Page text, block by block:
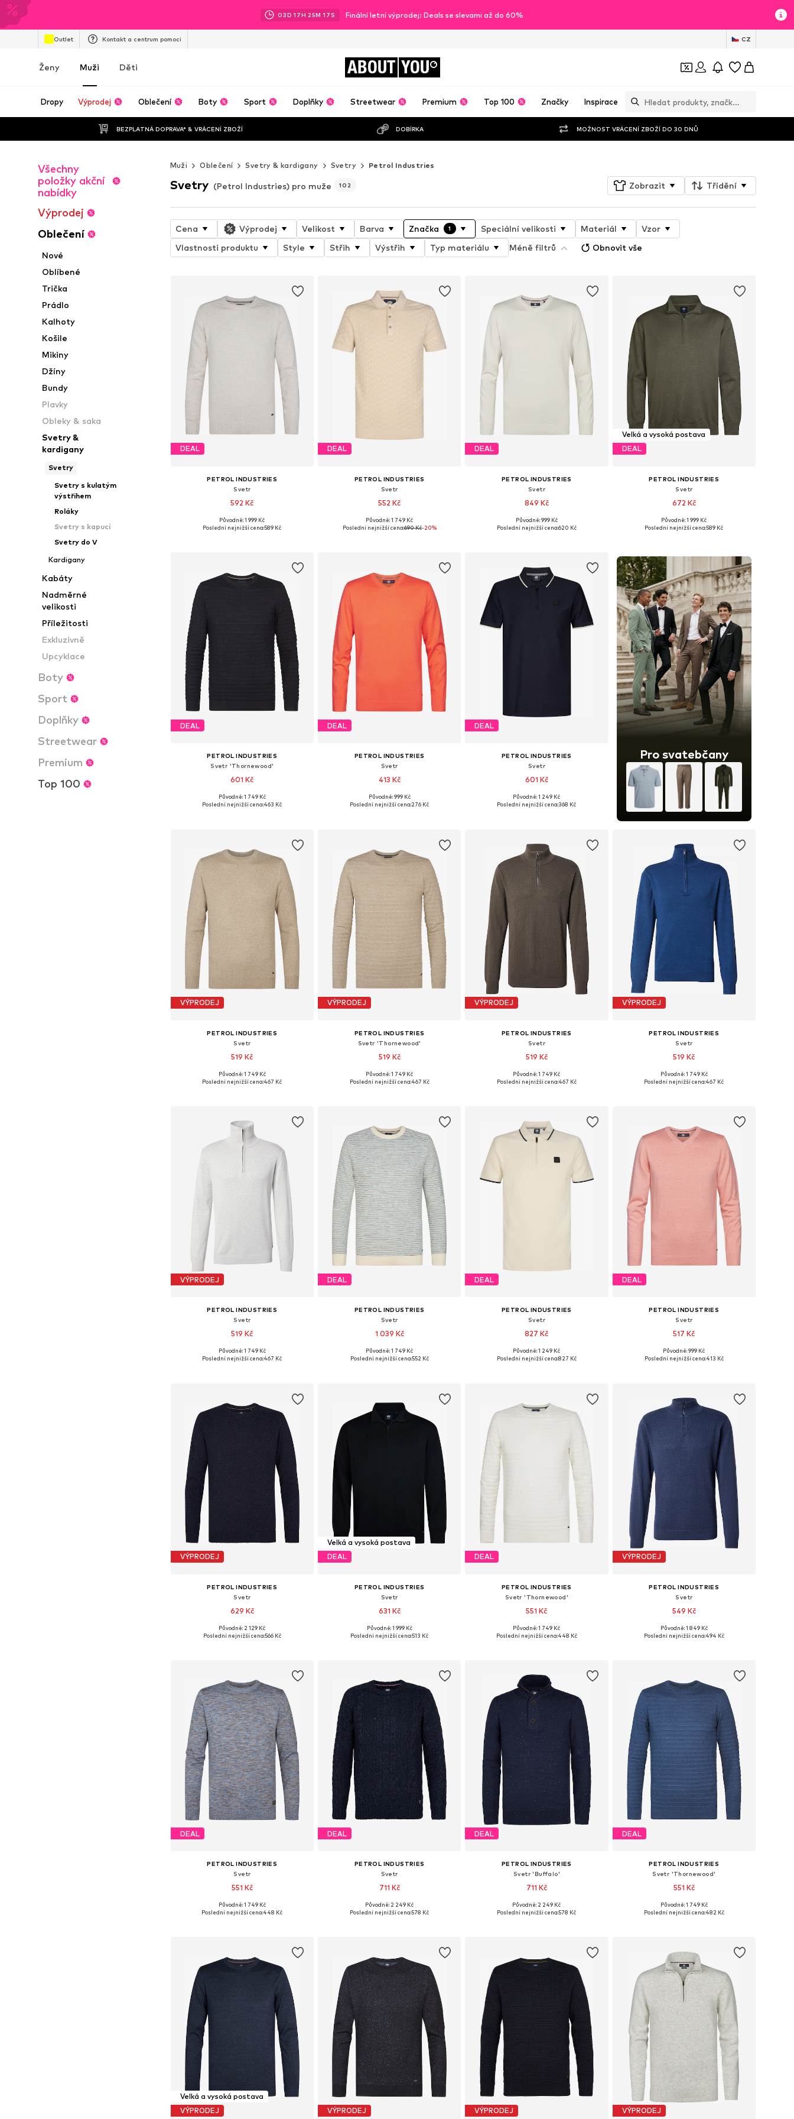
03D 17H 25M 14 S Finální letní výprodej: Deals se slevami až do 60%
Outlet Kontakt a centrum pomoci CZ
Ženy Muži Děti ABOUT YOU
Dropy Výprodej Oblečení Boty Sport Doplňky Streetwear Premium Top 100 Značky Inspirace
BEZPLATNÁ DOPRAVA* & VRÁCENÍ ZBOŽÍ DOBÍRKA MOŽNOST VRÁCENÍ ZBOŽÍ DO 30 DNŮ
Všechny
položky akční
nabídky
Výprodej
Oblečení
Nové
Oblíbené
Trička
Prádlo
Kalhoty
Košile
Mikiny
Džíny
Bundy
Plavky
Obleky & saka
Svetry &
kardigany
Svetry
Svetry s kulatým
výstřihem
Roláky
Svetry s kapucí
Svetry do V
Kardigany
Kabáty
Nadměrné
velikosti
Příležitosti
Exkluzivně
Upcyklace
Boty
Sport
Doplňky
Streetwear
Premium
Top 100
Muži Oblečení Svetry & kardigany Svetry Petrol Industries
Svetry (Petrol Industries) pro muže 102 Zobrazit Třídění
Cena Výprodej Velikost Barva Značka 1 Speciální velikosti Materiál
Vzor
Vlastnosti produktu
Style Střih Výstřih Typ materiálu Méně filtrů Obnovit vše
DEAL
PETROL INDUSTRIES
Svetr
592 Kč
Dostupné velikosti: M, L, XL, XXL, XXXL
Původně: 1 999 Kč
Poslední nejnižší cena:589 Kč
DEAL
PETROL INDUSTRIES
Svetr
552 Kč
Dostupné velikosti: M, L, XL, XXL
Původně: 1 749 Kč
Poslední nejnižší cena:690 Kč-20%
DEAL
PETROL INDUSTRIES
Svetr
849 Kč
+ 12
Dostupné velikosti: S, M, L, XL, XXL, XXXL
Původně: 999 Kč
Poslední nejnižší cena:620 Kč
Velká a vysoká postava
DEAL
PETROL INDUSTRIES
Svetr
672 Kč
Dostupné velikosti: XXXL, 5XL
Původně: 1 999 Kč
Poslední nejnižší cena:589 Kč
DEAL
PETROL INDUSTRIES
Svetr 'Thornewood'
601 Kč
Dostupné velikosti: S, M, L, XL, XXL, XXXL
Původně: 1 749 Kč
Poslední nejnižší cena:463 Kč
DEAL
PETROL INDUSTRIES
Svetr
413 Kč
+ 12
Dostupné velikosti: L, XL, XXXL
Původně: 999 Kč
Poslední nejnižší cena:276 Kč
DEAL
PETROL INDUSTRIES
Svetr
601 Kč
Dostupné velikosti: M, L, XL, XXL
Původně: 1 249 Kč
Poslední nejnižší cena:368 Kč
Pro svatebčany
VÝPRODEJ
PETROL INDUSTRIES
Svetr
519 Kč
Dostupné velikosti: M, L, XL
Původně: 1 749 Kč
Poslední nejnižší cena:467 Kč
VÝPRODEJ
PETROL INDUSTRIES
Svetr 'Thornewood'
519 Kč
Dostupné velikosti: S, M, L, XXL
Původně: 1 749 Kč
Poslední nejnižší cena:467 Kč
VÝPRODEJ
PETROL INDUSTRIES
Svetr
519 Kč
Dostupné velikosti: M, L, XL, XXL
Původně: 1 749 Kč
Poslední nejnižší cena:467 Kč
VÝPRODEJ
PETROL INDUSTRIES
Svetr
519 Kč
Dostupné velikosti: M, L, XL, XXL
Původně: 1 749 Kč
Poslední nejnižší cena:467 Kč
VÝPRODEJ
PETROL INDUSTRIES
Svetr
519 Kč
Dostupné velikosti: M, L, XL, XXL, XXXL
Původně: 1 749 Kč
Poslední nejnižší cena:467 Kč
DEAL
PETROL INDUSTRIES
Svetr
1 039 Kč
Dostupné velikosti: M, XL, XXL, XXXL
Původně: 1 749 Kč
Poslední nejnižší cena:552 Kč
DEAL
PETROL INDUSTRIES
Svetr
827 Kč
Dostupné velikosti: M, L, XXL
Původně: 1 249 Kč
Poslední nejnižší cena:827 Kč
DEAL
PETROL INDUSTRIES
Svetr
517 Kč
+12
Dostupné velikosti: M, L, XXL, XXXL
Původně: 999 Kč
Poslední nejnižší cena:413 Kč
VÝPRODEJ
PETROL INDUSTRIES
Svetr
629 Kč
Dostupné velikosti: M, L, XXL
Původně: 2 129 Kč
Poslední nejnižší cena:566 Kč
Velká a vysoká postava
DEAL
PETROL INDUSTRIES
Svetr
631 Kč
Dostupné velikosti: XXXL, 5XL
Původně: 1 999 Kč
Poslední nejnižší cena:513 Kč
DEAL
PETROL INDUSTRIES
Svetr 'Thornewood'
551 Kč
Dostupné velikosti: M, L, XXL
Původně: 1 749 Kč
Poslední nejnižší cena:448 Kč
VÝPRODEJ
PETROL INDUSTRIES
Svetr
549 Kč
Dostupné velikosti: S, M, XL, XXL
Původně: 1 849 Kč
Poslední nejnižší cena:494 Kč
DEAL
PETROL INDUSTRIES
Svetr
551 Kč
Dostupné velikosti: L
Původně: 1 749 Kč
Poslední nejnižší cena:448 Kč
DEAL
PETROL INDUSTRIES
Svetr
711 Kč
Dostupné velikosti: M, XL
Původně: 2 249 Kč
Poslední nejnižší cena:578 Kč
DEAL
PETROL INDUSTRIES
Svetr 'Buffalo'
711 Kč
Dostupné velikosti: S, M
Původně: 2 249 Kč
Poslední nejnižší cena:578 Kč
DEAL
PETROL INDUSTRIES
Svetr 'Thornewood'
551 Kč
Dostupné velikosti: M, XL
Původně: 1 749 Kč
Poslední nejnižší cena:482 Kč
Velká a vysoká postava
VÝPRODEJ
VÝPRODEJ VÝPRODEJ VÝPRODEJ